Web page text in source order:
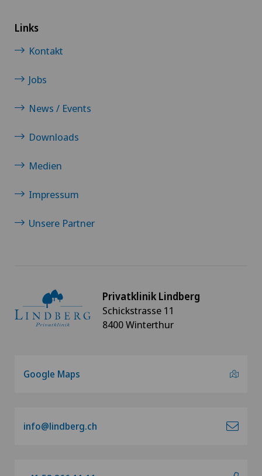
Links
Kontakt
Jobs
News / Events
Downloads
Medien
Impressum
Unsere Partner
Privatklinik Lindberg
Schickstrasse 11
8400 Winterthur
Google Maps
info@lindberg.ch